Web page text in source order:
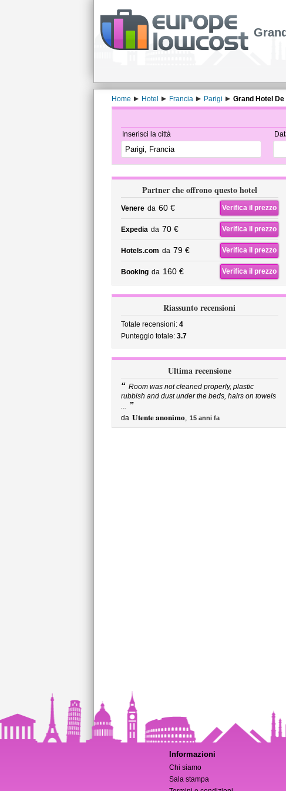
Home Hotel Francia Parigi Grand Hotel De
Inserisci la città
Partner che offrono questo hotel
Venere da 60 € Verifica il prezzo
Expedia da 70 € Verifica il prezzo
Hotels.com da 79 € Verifica il prezzo
Booking da 160 € Verifica il prezzo
Riassunto recensioni
Totale recensioni: 4
Punteggio totale: 3.7
Ultima recensione
“ Room was not cleaned properly, plastic
rubbish and dust under the beds, hairs on towels
... ”
da Utente anonimo, 15 anni fa
Informazioni
Chi siamo
Sala stampa